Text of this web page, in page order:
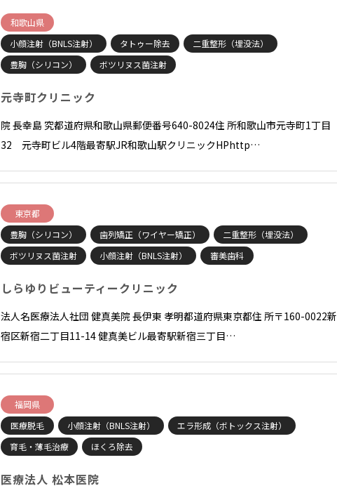
和歌山県
小顔注射（BNLS注射）
タトゥー除去
二重整形（埋没法）
豊胸（シリコン）
ボツリヌス菌注射
元寺町クリニック
院 長幸島 究都道府県和歌山県郵便番号640-8024住 所和歌山市元寺町1丁目
32 元寺町ビル4階最寄駅JR和歌山駅クリニックHPhttp…
東京都
豊胸（シリコン）
歯列矯正（ワイヤー矯正）
二重整形（埋没法）
ボツリヌス菌注射
小顔注射（BNLS注射） 審美歯科
しらゆりビューティークリニック
法人名医療法人社団 健真美院 長伊東 孝明都道府県東京都住 所〒160-0022新
宿区新宿二丁目11-14 健真美ビル最寄駅新宿三丁目…
福岡県
医療脱毛
小顔注射（BNLS注射）
エラ形成（ボトックス注射）
育毛・薄毛治療
ほくろ除去
医療法人 松本医院